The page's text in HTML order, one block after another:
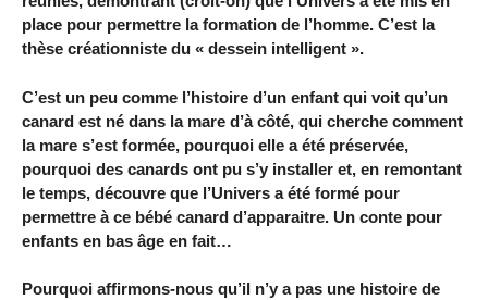
place pour permettre la formation de l’homme. C’est la
thèse créationniste du « dessein intelligent ».
C’est un peu comme l’histoire d’un enfant qui voit qu’un
canard est né dans la mare d’à côté, qui cherche comment
la mare s’est formée, pourquoi elle a été préservée,
pourquoi des canards ont pu s’y installer et, en remontant
le temps, découvre que l’Univers a été formé pour
permettre à ce bébé canard d’apparaitre. Un conte pour
enfants en bas âge en fait…
Pourquoi affirmons-nous qu’il n’y a pas une histoire de